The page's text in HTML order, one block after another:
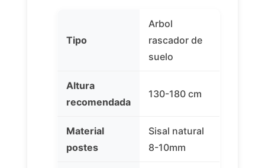
Tipo
Arbol
rascador de
suelo
Altura
recomendada
130-180 cm
Material
postes
Sisal natural
8-10mm